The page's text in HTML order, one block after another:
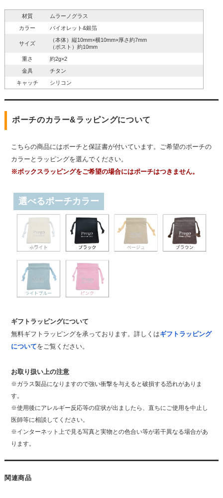
材質
ムラーノグラス
カラー
バイオレット&銀箔
サイズ
（本体）縦10mm×横10mm×厚さ約7mm
（ポスト）約10mm
重さ
約2g×2
金具
チタン
キャッチ
シリコン
ポーチのカラー&ラッピングについて
こちらの商品にはポーチと保証書が付いています。ご希望のポーチの
カラーとラッピングを選んでください。
※ボックスラッピングをご希望の場合にはポーチはつきません。
選べるポーチカラー
ギフトラッピングについて
無料ギフトラッピングを承っております。詳しくはギフトラッピング
についてをご覧ください。
お取り扱い上の注意
※ガラス製品になりますので強い衝撃を与えると破損する恐れがありま
す。
※使用後にアレルギー反応等の症状が出ましたら、直ちにご使用を中止し
医師等に相談してください。
※インターネット上で見る写真と実物との色合い等が若干異なる場合があ
ります。
関連商品